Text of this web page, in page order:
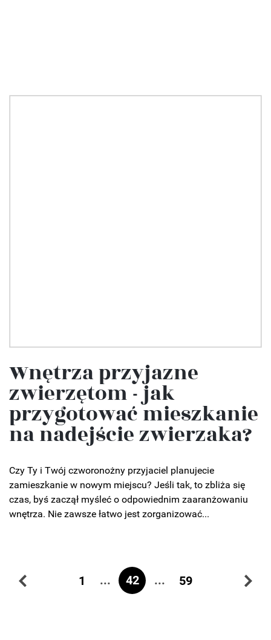
Wnętrza przyjazne
zwierzętom - jak
przygotować mieszkanie
na nadejście zwierzaka?
Czy Ty i Twój czworonożny przyjaciel planujecie
zamieszkanie w nowym miejscu? Jeśli tak, to zbliża się
czas, byś zaczął myśleć o odpowiednim zaaranżowaniu
wnętrza. Nie zawsze łatwo jest zorganizować...
1 ... 42 ... 59